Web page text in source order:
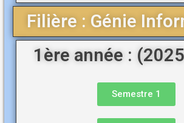
Filière : Génie
1ère année :
Semestre 1